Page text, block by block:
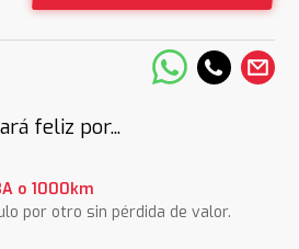
feliz por...
o 1000km
por otro sin pérdida de valor.